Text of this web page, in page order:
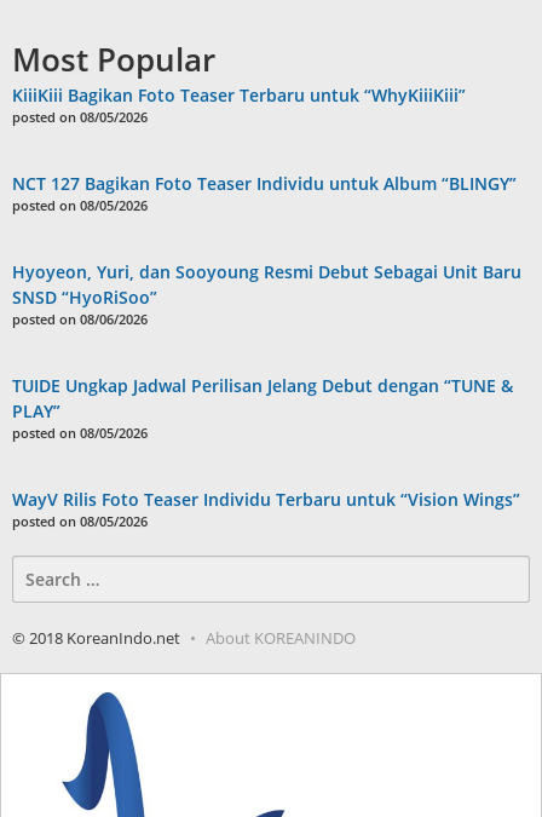
Most Popular
KiiiKiii Bagikan Foto Teaser Terbaru untuk “WhyKiiiKiii”
posted on 08/05/2026
NCT 127 Bagikan Foto Teaser Individu untuk Album “BLINGY”
posted on 08/05/2026
Hyoyeon, Yuri, dan Sooyoung Resmi Debut Sebagai Unit Baru
SNSD “HyoRiSoo”
posted on 08/06/2026
TUIDE Ungkap Jadwal Perilisan Jelang Debut dengan “TUNE &
PLAY”
posted on 08/05/2026
WayV Rilis Foto Teaser Individu Terbaru untuk “Vision Wings”
posted on 08/05/2026
for:
© 2018 KoreanIndo.net About KOREANINDO